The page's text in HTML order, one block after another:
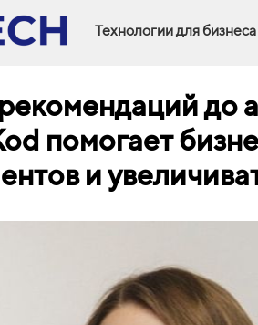
Технологии для бизнеса
до
помогает
и